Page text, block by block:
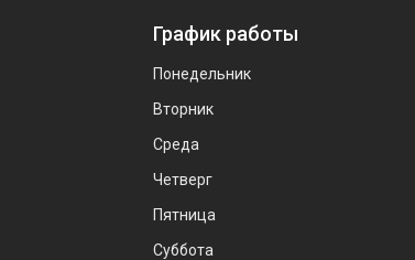
График работы
Понедельник
Вторник
Среда
Четверг
Пятница
Суббота